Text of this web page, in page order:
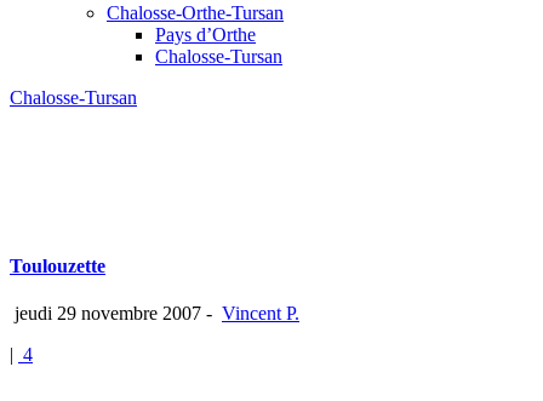
Chalosse-Orthe-Tursan
Pays d’Orthe
Chalosse-Tursan
Chalosse-Tursan
Toulouzette
jeudi 29 novembre 2007 - Vincent P.
| 4